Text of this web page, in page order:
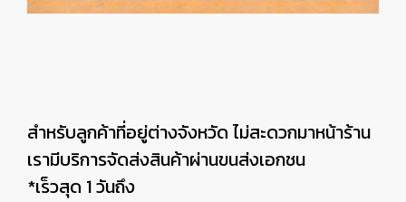
สำหรับลูกค้าที่อยู่ต่างจังหวัด ไม่สะดวกมาหน้าร้าน
เรามีบริการจัดส่งสินค้าผ่านขนส่งเอกชน
*เร็วสุด 1 วันถึง